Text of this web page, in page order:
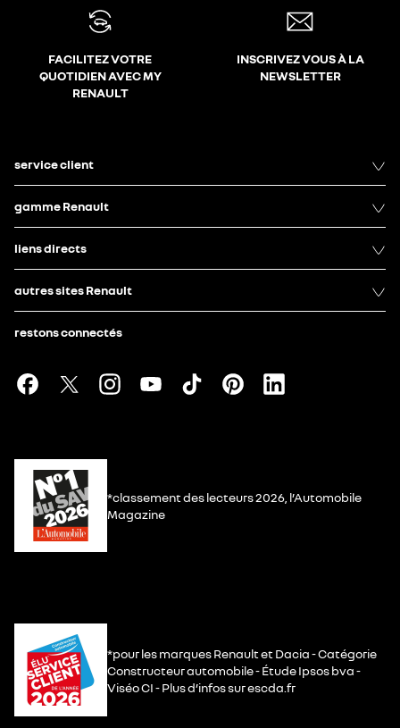
FACILITEZ VOTRE
QUOTIDIEN AVEC MY
RENAULT
INSCRIVEZ VOUS À LA
NEWSLETTER
service client
gamme Renault
liens directs
autres sites Renault
restons connectés
*classement des lecteurs 2026, l’Automobile
Magazine
*pour les marques Renault et Dacia - Catégorie
Constructeur automobile - Étude Ipsos bva -
Viséo CI - Plus d’infos sur escda.fr